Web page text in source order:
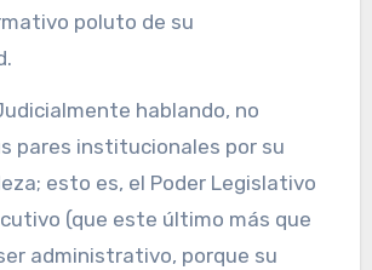
poluto de su
hablando, no
pares institucionales por su
esto es, el Poder Legislativo
(que este último más que
administrativo, porque su